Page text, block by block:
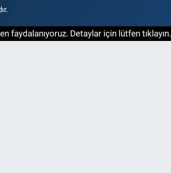
faydalanıyoruz. Detaylar için lütfen tıklayın.